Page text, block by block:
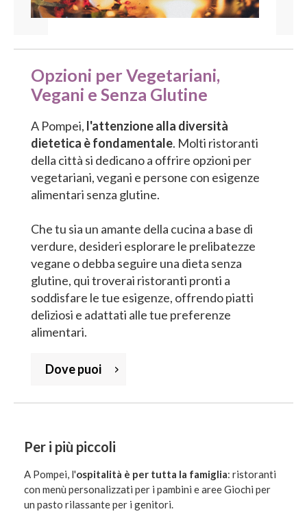
Opzioni per Vegetariani,
Vegani e Senza Glutine
A Pompei, l'attenzione alla diversità
dietetica è fondamentale. Molti ristoranti
della città si dedicano a offrire opzioni per
vegetariani, vegani e persone con esigenze
alimentari senza glutine.
Che tu sia un amante della cucina a base di
verdure, desideri esplorare le prelibatezze
vegane o debba seguire una dieta senza
glutine, qui troverai ristoranti pronti a
soddisfare le tue esigenze, offrendo piatti
deliziosi e adattati alle tue preferenze
alimentari.
Dove puoi
Per i più piccoli
A Pompei, l'ospitalità è per tutta la famiglia: ristoranti
con menù personalizzati per i pambini e aree Giochi per
un pasto rilassante per i genitori.